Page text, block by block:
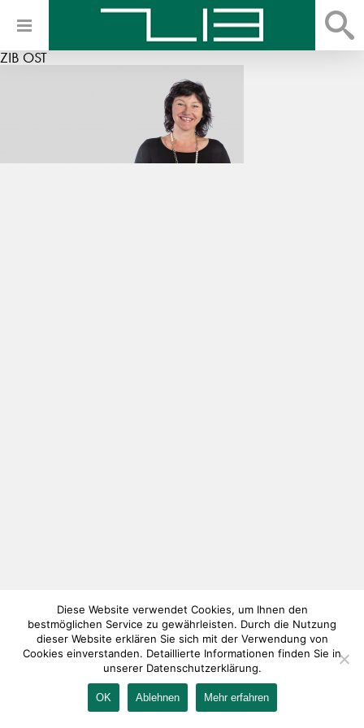
ZIB OST
IMPRESSUM KONTAKT AGB DATENSCHUTZ
Diese Website verwendet Cookies, um Ihnen den
bestmöglichen Service zu gewährleisten. Durch die Nutzung
dieser Website erklären Sie sich mit der Verwendung von
Cookies einverstanden. Detaillierte Informationen finden Sie in
unserer Datenschutzerklärung.
OK Ablehnen Mehr erfahren